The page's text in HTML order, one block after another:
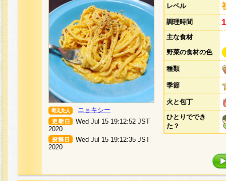
ニョキシー
Wed Jul 15 19:12:52 JST
2020
Wed Jul 15 19:12:35 JST
2020
レベル
調理時間
主な食材
野菜の食材の色
種類
季節
火と包丁
ひとりででき
た？